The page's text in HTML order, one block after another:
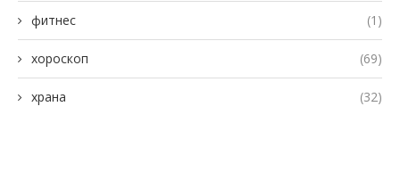
фитнес (1)
хороскоп (69)
храна (32)